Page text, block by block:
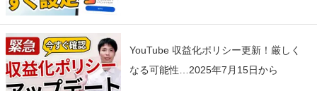
YouTube 収益化ポリシー更新！厳しく
なる可能性…2025年7月15日から